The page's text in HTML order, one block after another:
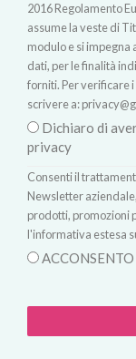
2016 Regolamento
assume la veste di
modulo e si
dati, per le finalità
forniti. Per verificare
scrivere a:
Dichiaro di
privacy
Consenti il
Newsletter
prodotti, promozioni
l'informativa estesa
ACCONSENTO